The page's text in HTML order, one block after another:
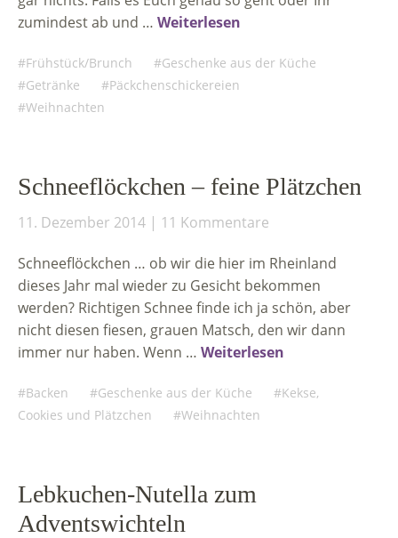
zumindest ab und … Weiterlesen
Frühstück/Brunch
Geschenke aus der Küche
Getränke
Päckchenschickereien
Weihnachten
Schneeflöckchen – feine Plätzchen
11. Dezember 2014 11 Kommentare
Schneeflöckchen … ob wir die hier im Rheinland
dieses Jahr mal wieder zu Gesicht bekommen
werden? Richtigen Schnee finde ich ja schön, aber
nicht diesen fiesen, grauen Matsch, den wir dann
immer nur haben. Wenn … Weiterlesen
Backen Geschenke aus der Küche
Kekse,
Cookies und Plätzchen
Weihnachten
Lebkuchen-Nutella zum
Adventswichteln